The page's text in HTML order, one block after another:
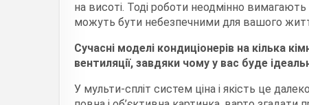
на висоті. Тоді роботи неодмінно
можуть бути небезпечними для вашого
Сучасні моделі кондиціонерів на кілька
вентиляції, завдяки чому у вас буде
У мульти-спліт систем ціна і якість це